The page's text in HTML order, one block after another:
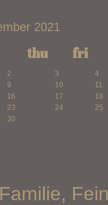
2021
thu fri
2 3
4
9 10
11
16 17
18
23 24
25
30